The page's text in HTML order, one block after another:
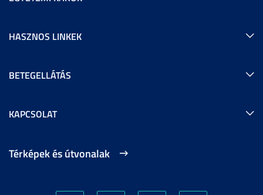
HASZNOS LINKEK
BETEGELLÁTÁS
KAPCSOLAT
Térképek és útvonalak